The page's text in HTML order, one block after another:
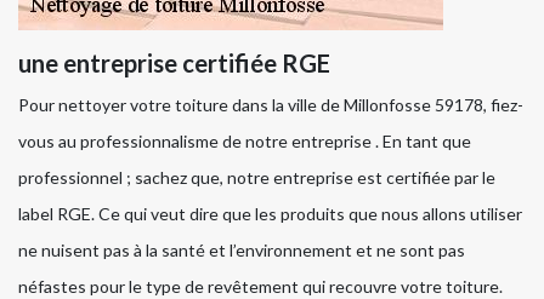
une entreprise certifiée RGE
Pour nettoyer votre toiture dans la ville de Millonfosse 59178, fiez-
vous au professionnalisme de notre entreprise . En tant que
professionnel ; sachez que, notre entreprise est certifiée par le
label RGE. Ce qui veut dire que les produits que nous allons utiliser
ne nuisent pas à la santé et l’environnement et ne sont pas
néfastes pour le type de revêtement qui recouvre votre toiture.